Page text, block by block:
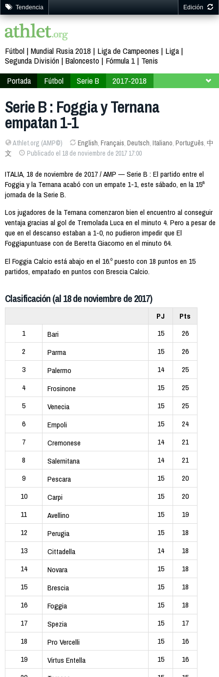
Tendencia Edición
Fútbol Mundial Rusia 2018 Liga de Campeones
Liga
Segunda División Baloncesto Fórmula 1
Tenis
Portada
Fútbol Serie B
2017-2018
Serie B : Foggia y Ternana
empatan 1-1
Athlet.org (AMP©) English, Français, Deutsch, Italiano, Português, 中
文
Publicado el 18 de noviembre de 2017 17:00
ITALIA, 18 de noviembre de 2017 / AMP — Serie B : El partido entre el
Foggia y la Ternana acabó con un empate 1-1, este sábado, en la 15ª
jornada de la Serie B.
Los jugadores de la Ternana comenzaron bien el encuentro al conseguir
ventaja gracias al gol de Tremolada Luca en el minuto 4. Pero a pesar de
que en el descanso estaban a 1-0, no pudieron impedir que El
Foggiapuntuase con de Beretta Giacomo en el minuto 64.
El Foggia Calcio está abajo en el 16.º puesto con 18 puntos en 15
partidos, empatado en puntos con Brescia Calcio.
Clasificación (al 18 de noviembre de 2017)
PJ
Pts
1
Bari 15
26
2
Parma 15
26
3
Palermo 14
25
4
Frosinone 15
25
5
Venecia 15
25
6
Empoli 15
24
7
Cremonese 14
21
8
Salernitana 14
21
9
Pescara 15
20
10
Carpi 15
20
11
Avellino 15
19
12
Perugia 15
18
13
Cittadella 14
18
14
Novara 15
18
15
Brescia 15
18
16
Foggia 15
18
17
Spezia 15
17
18
Pro Vercelli 15
16
19
Virtus Entella 15
16